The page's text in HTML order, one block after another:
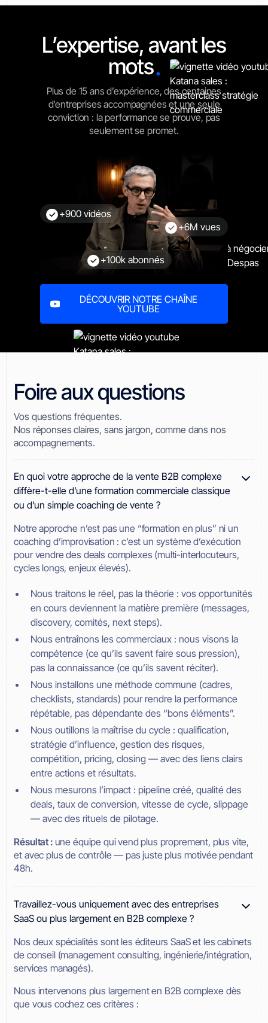
L’expertise, avant les
mots.
Plus de 15 ans d’expérience, des centaines
d’entreprises accompagnées et une seule
conviction : la performance se prouve, pas
seulement se promet.
+900 vidéos
+6M vues
+100k abonnés
DÉCOUVRIR NOTRE CHAÎNE
YOUTUBE
Foire aux questions
Vos questions fréquentes.
Nos réponses claires, sans jargon, comme dans nos
accompagnements.
En quoi votre approche de la vente B2B complexe
diffère-t-elle d’une formation commerciale classique
ou d’un simple coaching de vente ?
Notre approche n’est pas une “formation en plus” ni un
coaching d’improvisation : c’est un système d’exécution
pour vendre des deals complexes (multi-interlocuteurs,
cycles longs, enjeux élevés).
Nous traitons le réel, pas la théorie : vos opportunités
en cours deviennent la matière première (messages,
discovery, comités, next steps).
Nous entraînons les commerciaux : nous visons la
compétence (ce qu’ils savent faire sous pression),
pas la connaissance (ce qu’ils savent réciter).
Nous installons une méthode commune (cadres,
checklists, standards) pour rendre la performance
répétable, pas dépendante des “bons éléments”.
Nous outillons la maîtrise du cycle : qualification,
stratégie d’influence, gestion des risques,
compétition, pricing, closing — avec des liens clairs
entre actions et résultats.
Nous mesurons l’impact : pipeline créé, qualité des
deals, taux de conversion, vitesse de cycle, slippage
— avec des rituels de pilotage.
Résultat : une équipe qui vend plus proprement, plus vite,
et avec plus de contrôle — pas juste plus motivée pendant
48h.
Travaillez-vous uniquement avec des entreprises
SaaS ou plus largement en B2B complexe ?
Nos deux spécialités sont les éditeurs SaaS et les cabinets
de conseil (management consulting, ingénierie/intégration,
services managés).
Nous intervenons plus largement en B2B complexe dès
que vous cochez ces critères :